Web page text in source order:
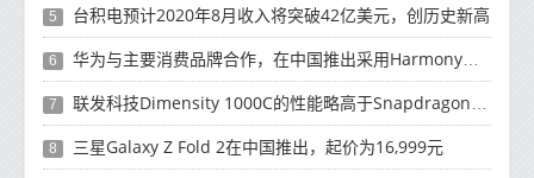
5 台积电预计2020年8月收入将突破42亿美元，创历史新高
6 华为与主要消费品牌合作，在中国推出采用HarmonyOS 2.0的智能家居产品
7 联发科技Dimensity 1000C的性能略高于Snapdragon 765G
8 三星Galaxy Z Fold 2在中国推出，起价为16,999元